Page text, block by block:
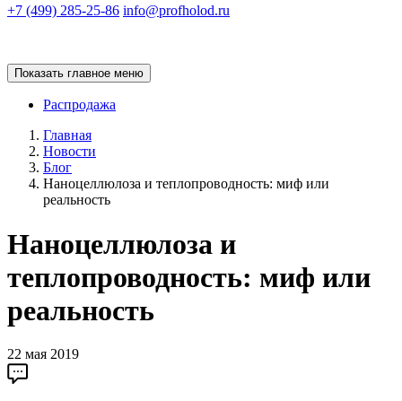
+7 (499) 285-25-86 info@profholod.ru
Показать главное меню
Распродажа
Главная
Новости
Блог
Наноцеллюлоза и теплопроводность: миф или
реальность
Наноцеллюлоза и
теплопроводность: миф или
реальность
22 мая 2019